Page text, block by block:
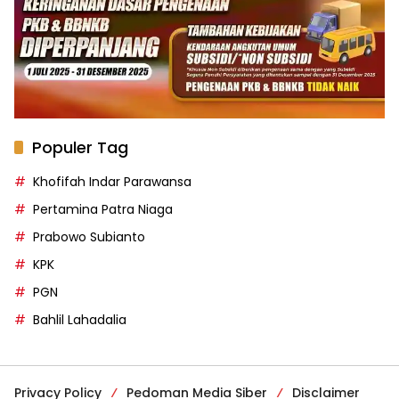
Populer Tag
Khofifah Indar Parawansa
Pertamina Patra Niaga
Prabowo Subianto
KPK
PGN
Bahlil Lahadalia
Privacy Policy Pedoman Media Siber Disclaimer